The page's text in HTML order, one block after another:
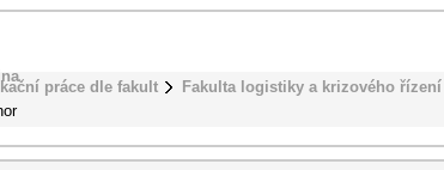
práce dle fakult Fakulta logistiky a krizového řízení